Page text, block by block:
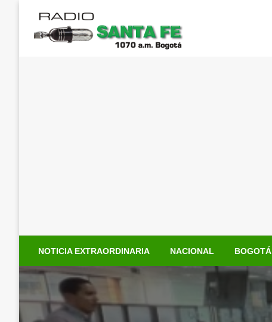
contenido
NOTICIA EXTRAORDINARIA NACIONAL BOGOTÁ